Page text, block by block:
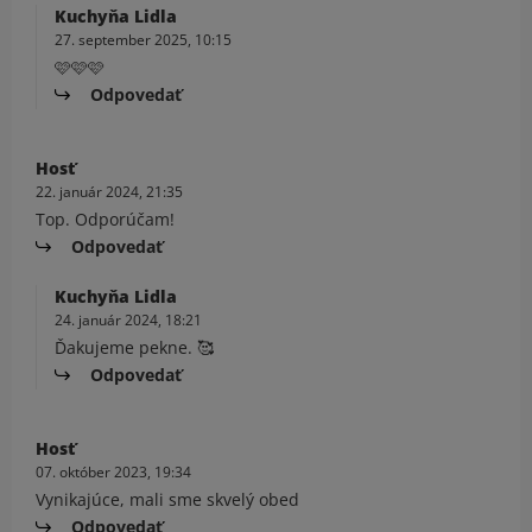
Kuchyňa Lidla
27. september 2025, 10:15
🩷🩷🩷
Odpovedať
Hosť
22. január 2024, 21:35
Top. Odporúčam!
Odpovedať
Kuchyňa Lidla
24. január 2024, 18:21
Ďakujeme pekne. 🥰
Odpovedať
Hosť
07. október 2023, 19:34
Vynikajúce, mali sme skvelý obed
Odpovedať